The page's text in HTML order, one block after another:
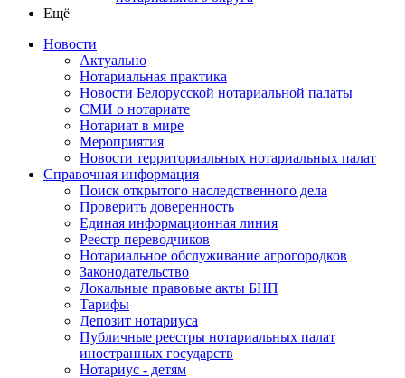
Ещё
Новости
Актуально
Нотариальная практика
Новости Белорусской нотариальной палаты
СМИ о нотариате
Нотариат в мире
Мероприятия
Новости территориальных нотариальных палат
Справочная информация
Поиск открытого наследственного дела
Проверить доверенность
Единая информационная линия
Реестр переводчиков
Нотариальное обслуживание агрогородков
Законодательство
Локальные правовые акты БНП
Тарифы
Депозит нотариуса
Публичные реестры нотариальных палат
иностранных государств
Нотариус - детям